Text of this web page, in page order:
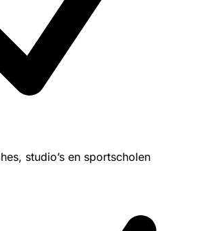
studio’s en sportscholen